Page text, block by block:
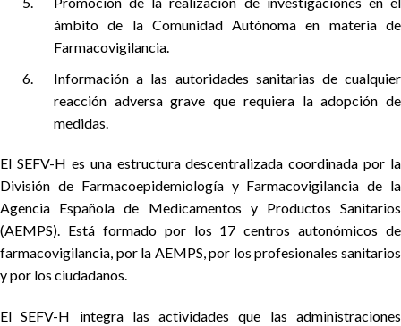
ámbito de la Comunidad Autónoma en materia de
Farmacovigilancia.
Información a las autoridades sanitarias de cualquier
reacción adversa grave que requiera la adopción de
medidas.
El SEFV-H es una estructura descentralizada coordinada por la
División de Farmacoepidemiología y Farmacovigilancia de la
Agencia Española de Medicamentos y Productos Sanitarios
(AEMPS). Está formado por los 17 centros autonómicos de
farmacovigilancia, por la AEMPS, por los profesionales sanitarios
y por los ciudadanos.
El SEFV-H integra las actividades que las administraciones